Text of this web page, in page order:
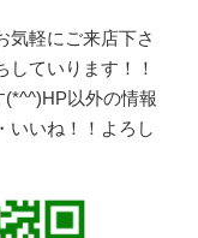
気軽にご来店下さ
ていります！！
以外の情報
いいね！！よろし